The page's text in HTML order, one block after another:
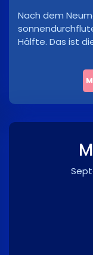
Nach dem
Hälfte. Das ist